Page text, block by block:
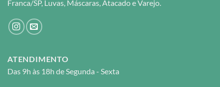
Franca/SP, Luvas, Máscaras, Atacado e Varejo.
ATENDIMENTO
Das 9h às 18h de Segunda - Sexta